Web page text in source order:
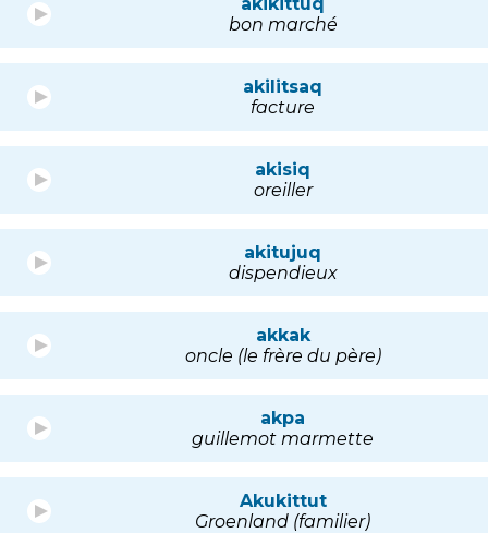
bon marché
akilitsaq
facture
akisiq
oreiller
akitujuq
dispendieux
akkak
oncle (le frère du père)
akpa
guillemot marmette
Akukittut
Groenland (familier)